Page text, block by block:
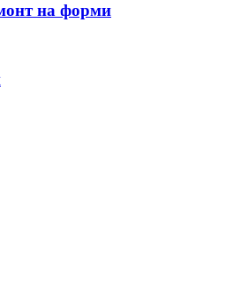
на форми